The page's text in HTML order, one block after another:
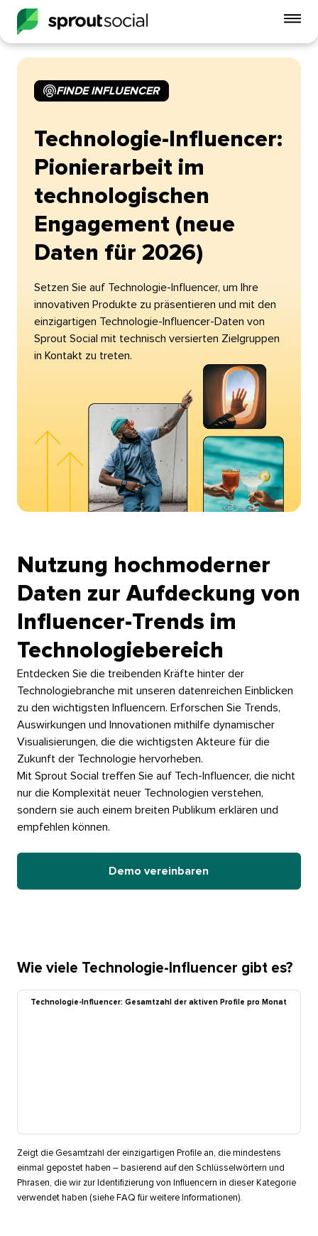
FINDE INFLUENCER​​
Technologie-Influencer:
Pionierarbeit im
technologischen
Engagement (neue
Daten für 2026)​​
Setzen Sie auf Technologie-Influencer, um Ihre
innovativen Produkte zu präsentieren und mit den
einzigartigen Technologie-Influencer-Daten von
Sprout Social mit technisch versierten Zielgruppen
in Kontakt zu treten.​​
Nutzung hochmoderner
Daten zur Aufdeckung von
Influencer-Trends im
Technologiebereich​​
Entdecken Sie die treibenden Kräfte hinter der
Technologiebranche mit unseren datenreichen Einblicken
zu den wichtigsten Influencern. Erforschen Sie Trends,
Auswirkungen und Innovationen mithilfe dynamischer
Visualisierungen, die die wichtigsten Akteure für die
Zukunft der Technologie hervorheben.​​
Mit Sprout Social treffen Sie auf Tech-Influencer, die nicht
nur die Komplexität neuer Technologien verstehen,
sondern sie auch einem breiten Publikum erklären und
empfehlen können.​​
Demo vereinbaren​​
Wie viele Technologie-Influencer gibt es?​​
Technologie-Influencer: Gesamtzahl der aktiven Profile pro Monat​​
Zeigt die Gesamtzahl der einzigartigen Profile an, die mindestens
einmal gepostet haben – basierend auf den Schlüsselwörtern und
Phrasen, die wir zur Identifizierung von Influencern in dieser Kategorie
verwendet haben (siehe FAQ für weitere Informationen).​​